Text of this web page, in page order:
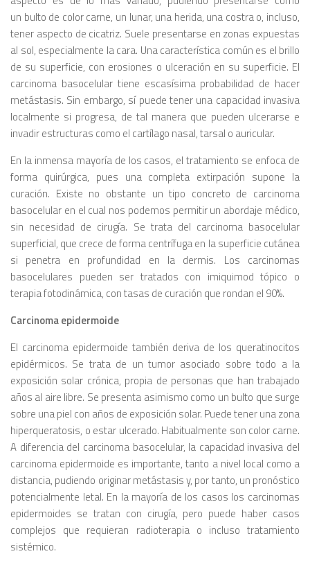
un bulto de color carne, un lunar, una herida, una costra o, incluso,
tener aspecto de cicatriz. Suele presentarse en zonas expuestas
al sol, especialmente la cara. Una característica común es el brillo
de su superficie, con erosiones o ulceración en su superficie. El
carcinoma basocelular tiene escasísima probabilidad de hacer
metástasis. Sin embargo, sí puede tener una capacidad invasiva
localmente si progresa, de tal manera que pueden ulcerarse e
invadir estructuras como el cartílago nasal, tarsal o auricular.
En la inmensa mayoría de los casos, el tratamiento se enfoca de
forma quirúrgica, pues una completa extirpación supone la
curación. Existe no obstante un tipo concreto de carcinoma
basocelular en el cual nos podemos permitir un abordaje médico,
sin necesidad de cirugía. Se trata del carcinoma basocelular
superficial, que crece de forma centrífuga en la superficie cutánea
si penetra en profundidad en la dermis. Los carcinomas
basocelulares pueden ser tratados con imiquimod tópico o
terapia fotodinámica, con tasas de curación que rondan el 90%.
Carcinoma epidermoide
El carcinoma epidermoide también deriva de los queratinocitos
epidérmicos. Se trata de un tumor asociado sobre todo a la
exposición solar crónica, propia de personas que han trabajado
años al aire libre. Se presenta asimismo como un bulto que surge
sobre una piel con años de exposición solar. Puede tener una zona
hiperqueratosis, o estar ulcerado. Habitualmente son color carne.
A diferencia del carcinoma basocelular, la capacidad invasiva del
carcinoma epidermoide es importante, tanto a nivel local como a
distancia, pudiendo originar metástasis y, por tanto, un pronóstico
potencialmente letal. En la mayoría de los casos los carcinomas
epidermoides se tratan con cirugía, pero puede haber casos
complejos que requieran radioterapia o incluso tratamiento
sistémico.